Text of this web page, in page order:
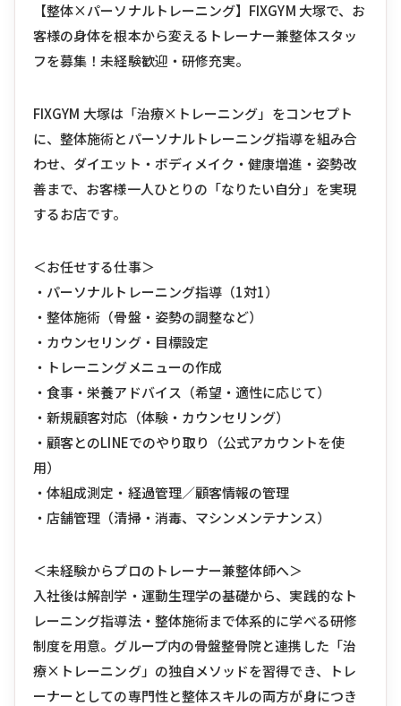
【整体×パーソナルトレーニング】FIXGYM 大塚で、お
客様の身体を根本から変えるトレーナー兼整体スタッ
フを募集！未経験歓迎・研修充実。
FIXGYM 大塚は「治療×トレーニング」をコンセプト
に、整体施術とパーソナルトレーニング指導を組み合
わせ、ダイエット・ボディメイク・健康増進・姿勢改
善まで、お客様一人ひとりの「なりたい自分」を実現
するお店です。
＜お任せする仕事＞
・パーソナルトレーニング指導（1対1）
・整体施術（骨盤・姿勢の調整など）
・カウンセリング・目標設定
・トレーニングメニューの作成
・食事・栄養アドバイス（希望・適性に応じて）
・新規顧客対応（体験・カウンセリング）
・顧客とのLINEでのやり取り（公式アカウントを使
用）
・体組成測定・経過管理／顧客情報の管理
・店舗管理（清掃・消毒、マシンメンテナンス）
＜未経験からプロのトレーナー兼整体師へ＞
入社後は解剖学・運動生理学の基礎から、実践的なト
レーニング指導法・整体施術まで体系的に学べる研修
制度を用意。グループ内の骨盤整骨院と連携した「治
療×トレーニング」の独自メソッドを習得でき、トレ
ーナーとしての専門性と整体スキルの両方が身につき